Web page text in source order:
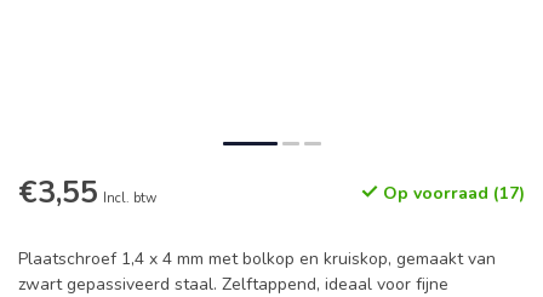
€3,55 Incl. btw Op voorraad (17)
Plaatschroef 1,4 x 4 mm met bolkop en kruiskop, gemaakt van
zwart gepassiveerd staal. Zelftappend, ideaal voor fijne